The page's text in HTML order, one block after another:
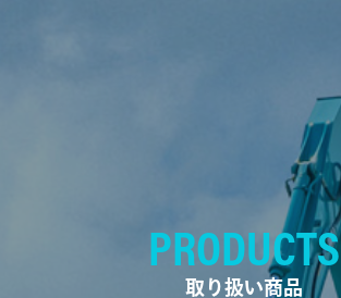
PRODUCTS
取り扱い商品